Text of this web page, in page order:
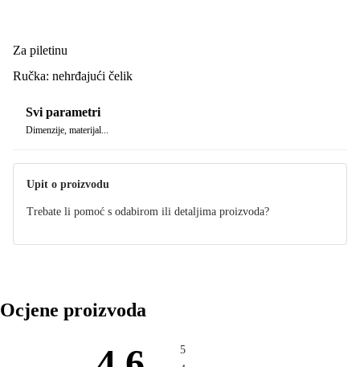
Za piletinu
Ručka: nehrđajući čelik
Svi parametri
Dimenzije, materijal...
Upit o proizvodu
Trebate li pomoć s odabirom ili detaljima proizvoda?
Ocjene proizvoda
5